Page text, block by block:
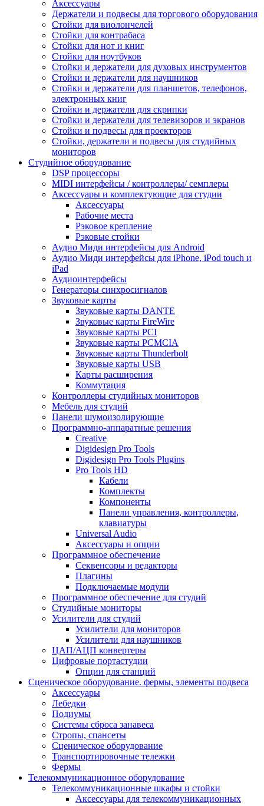
Аксессуары
Держатели и подвесы для торгового оборудования
Стойки для виолончелей
Стойки для контрабаса
Стойки для нот и книг
Стойки для ноутбуков
Стойки и держатели для духовых инструментов
Стойки и держатели для наушников
Стойки и держатели для планшетов, телефонов,
электронных книг
Стойки и держатели для скрипки
Стойки и держатели для телевизоров и экранов
Стойки и подвесы для проекторов
Стойки, держатели и подвесы для студийных
мониторов
Студийное оборудование
DSP процессоры
MIDI интерфейсы / контроллеры/ семплеры
Аксессуары и комплектующие для студии
Аксессуары
Рабочие места
Рэковое крепление
Рэковые стойки
Аудио Миди интерфейсы для Android
Аудио Миди интерфейсы для iPhone, iPod touch и
iPad
Аудиоинтерфейсы
Генераторы синхросигналов
Звуковые карты
Звуковые карты DANTE
Звуковые карты FireWire
Звуковые карты PCI
Звуковые карты PCMCIA
Звуковые карты Thunderbolt
Звуковые карты USB
Карты расширения
Коммутация
Контроллеры студийных мониторов
Мебель для студий
Панели шумоизолирующие
Программно-аппаратные решения
Creative
Digidesign Pro Tools
Digidesign Pro Tools Plugins
Pro Tools HD
Кабели
Комплекты
Компоненты
Панели управления, контроллеры,
клавиатуры
Universal Audio
Аксессуары и опции
Программное обеспечение
Cеквенсоры и редакторы
Плагины
Подключаемые модули
Программное обеспечение для студий
Студийные мониторы
Усилители для студий
Усилители для мониторов
Усилители для наушников
ЦАП/АЦП конвертеры
Цифровые портастудии
Опции для станций
Сценическое оборудование. фермы, элементы подвеса
Аксессуары
Лебедки
Подиумы
Системы сброса занавеса
Стропы, спансеты
Сценическое оборудование
Транспортировочные тележки
Фермы
Телекоммуникационное оборудование
Телекоммуникационные шкафы и стойки
Аксессуары для телекоммуникационных